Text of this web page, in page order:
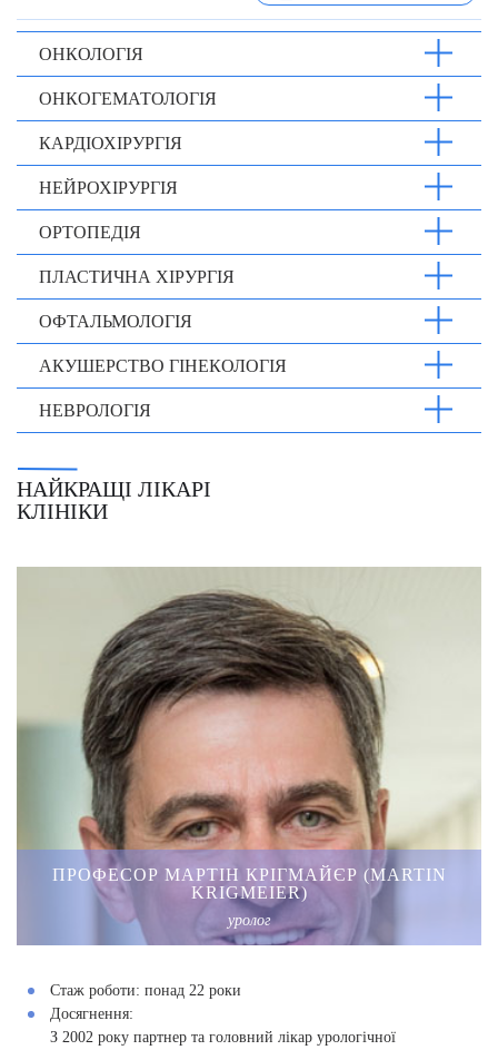
ОНКОЛОГІЯ
ОНКОГЕМАТОЛОГІЯ
КАРДІОХІРУРГІЯ
НЕЙРОХІРУРГІЯ
ОРТОПЕДІЯ
ПЛАСТИЧНА ХІРУРГІЯ
ОФТАЛЬМОЛОГІЯ
АКУШЕРСТВО ГІНЕКОЛОГІЯ
НЕВРОЛОГІЯ
НАЙКРАЩІ ЛІКАРІ
КЛІНІКИ
ПРОФЕСОР МАРТІН КРІГМАЙЄР (MARTIN
KRIGMEIER)
уролог
Стаж роботи: понад 22 роки
Досягнення:
З 2002 року партнер та головний лікар урологічної